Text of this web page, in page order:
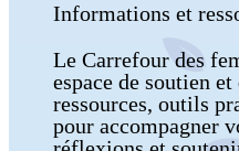
Informations et
Le Carrefour des
espace de soutien
ressources, outils
pour accompagner